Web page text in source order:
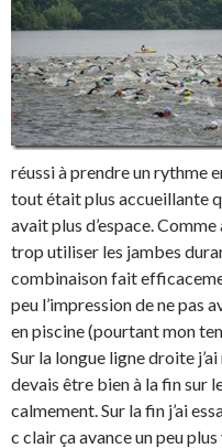
réussi à prendre un rythme
tout était plus accueillante
avait plus d’espace.
trop utiliser les jambes
combinaison fait
peu l’impression de ne pas
en piscine (pourtant mon
Sur la longue ligne droite
devais être bien à la fin sur
calmement. Sur la fin j’ai
c clair ça avance un peu